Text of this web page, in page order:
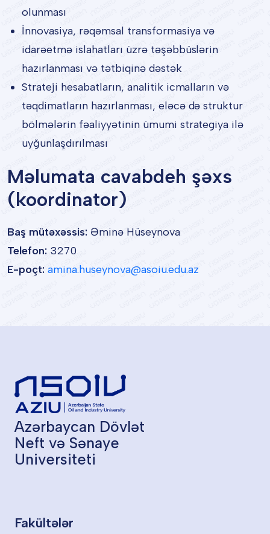
olunması
İnnovasiya, rəqəmsal transformasiya və
idarəetmə islahatları üzrə təşəbbüslərin
hazırlanması və tətbiqinə dəstək
Strateji hesabatların, analitik icmalların və
təqdimatların hazırlanması, eləcə də struktur
bölmələrin fəaliyyətinin ümumi strategiya ilə
uyğunlaşdırılması
Məlumata cavabdeh şəxs
(koordinator)
Baş mütəxəssis: Əminə Hüseynova
Telefon: 3270
E-poçt: amina.huseynova@asoiu.edu.az
Azərbaycan Dövlət
Neft və Sənaye
Universiteti
Fakültələr